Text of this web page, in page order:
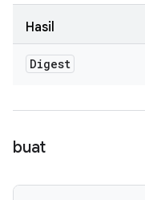
Hasil
Digest
buat